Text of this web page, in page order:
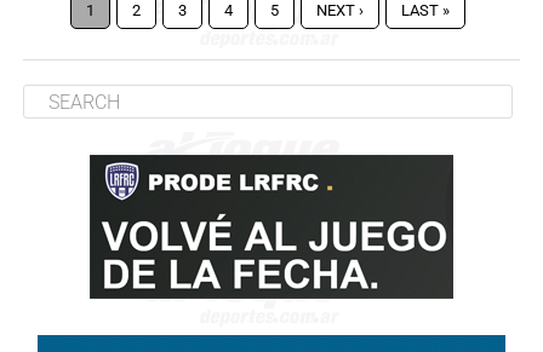
1 2 3 4 5 NEXT › LAST »